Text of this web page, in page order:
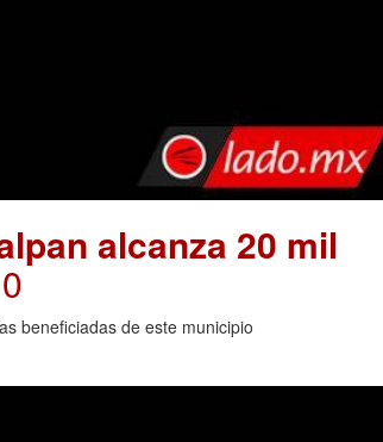
alcanza 20 mil
beneficiadas de este municipio